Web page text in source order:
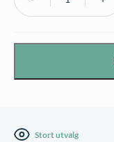
Fermob
fargerStort utvalg